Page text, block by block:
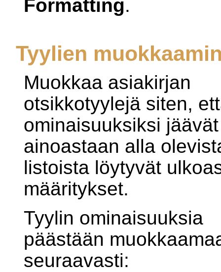
Formatting.
Tyylien
Muokkaa asiakirjan
otsikkotyylejä siten,
ominaisuuksiksi jäävät
ainoastaan alla
listoista löytyvät
määritykset.
Tyylin ominaisuuksia
päästään
seuraavasti: